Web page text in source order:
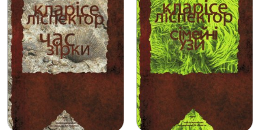
реальність. Обидві речі поєднані між
собою — я пишу те, що пишу. Бог — це світ